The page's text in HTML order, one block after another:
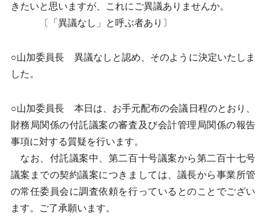
きたいと思いますが、これにご異議ありませんか。
〔「異議なし」と呼ぶ者あり〕
○山加委員長 異議なしと認め、そのように決定いたしま
した。
○山加委員長 本日は、お手元配布の会議日程のとおり、
財務局関係の付託議案の審査及び会計管理局関係の報告
事項に対する質疑を行います。
なお、付託議案中、第二百十号議案から第二百十七号
議案までの契約議案につきましては、議長から事業所管
の常任委員会に調査依頼を行っているとのことでござい
ます。ご了承願います。